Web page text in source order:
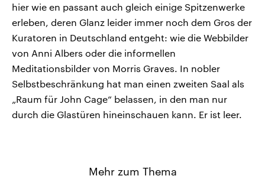
hier wie en passant auch gleich einige Spitzenwerke
erleben, deren Glanz leider immer noch dem Gros der
Kuratoren in Deutschland entgeht: wie die Webbilder
von Anni Albers oder die informellen
Meditationsbilder von Morris Graves. In nobler
Selbstbeschränkung hat man einen zweiten Saal als
„Raum für John Cage“ belassen, in den man nur
durch die Glastüren hineinschauen kann. Er ist leer.
Mehr zum Thema